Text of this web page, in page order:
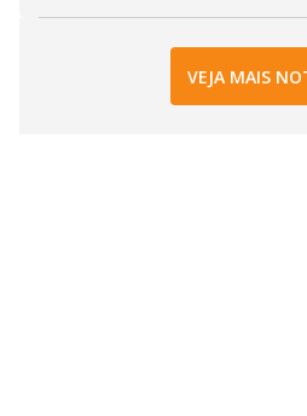
VEJA MAIS